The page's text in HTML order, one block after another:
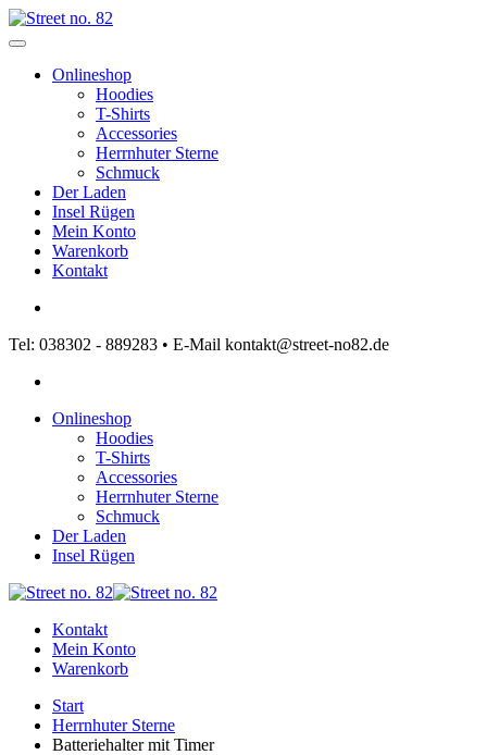
Onlineshop
Hoodies
T-Shirts
Accessories
Herrnhuter Sterne
Schmuck
Der Laden
Insel Rügen
Mein Konto
Warenkorb
Kontakt
Tel: 038302 - 889283 • E-Mail kontakt@street-no82.de
Onlineshop
Hoodies
T-Shirts
Accessories
Herrnhuter Sterne
Schmuck
Der Laden
Insel Rügen
Kontakt
Mein Konto
Warenkorb
Start
Herrnhuter Sterne
Batteriehalter mit Timer